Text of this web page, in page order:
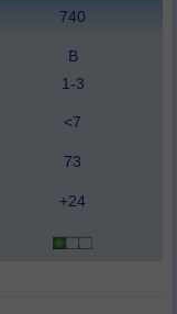
740
В
1-3
<7
73
+24